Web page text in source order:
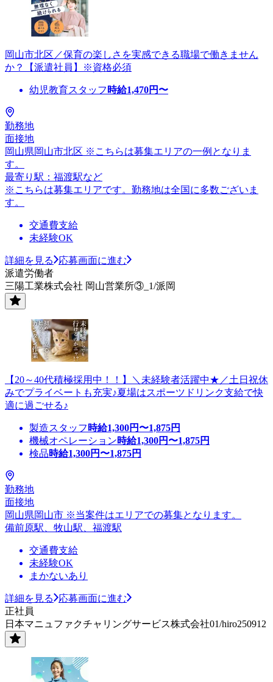
岡山市北区／保育の楽しさを実感できる職場で働きません
か？【派遣社員】※資格必須
幼児教育スタッフ 時給1,470円〜
勤務地
面接地
岡山県岡山市北区 ※こちらは募集エリアの一例となりま
す。
最寄り駅：福渡駅など
※こちらは募集エリアです。勤務地は全国に多数ございま
す。
交通費支給
未経験OK
詳細を見る
応募画面に進む
派遣労働者
三陽工業株式会社 岡山営業所③_1/派岡
【20～40代積極採用中！！】＼未経験者活躍中★／土日祝休
みでプライベートも充実♪夏場はスポーツドリンク支給で快
適に過ごせる♪
製造スタッフ 時給1,300円〜1,875円
機械オペレーション時給1,300円〜1,875円
検品時給1,300円〜1,875円
勤務地
面接地
岡山県岡山市 ※当案件はエリアでの募集となります。
備前原駅、牧山駅、福渡駅
交通費支給
未経験OK
まかないあり
詳細を見る
応募画面に進む
正社員
日本マニュファクチャリングサービス株式会社01/hiro250912